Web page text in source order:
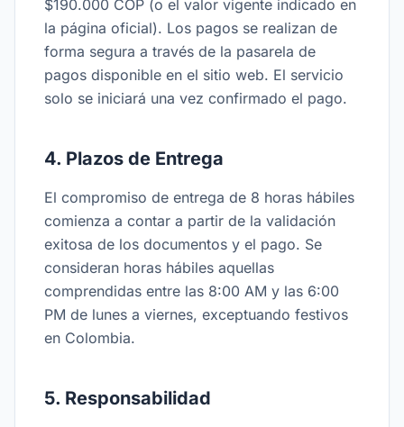
$190.000 COP (o el valor vigente indicado en
la página oficial). Los pagos se realizan de
forma segura a través de la pasarela de
pagos disponible en el sitio web. El servicio
solo se iniciará una vez confirmado el pago.
4. Plazos de Entrega
El compromiso de entrega de 8 horas hábiles
comienza a contar a partir de la validación
exitosa de los documentos y el pago. Se
consideran horas hábiles aquellas
comprendidas entre las 8:00 AM y las 6:00
PM de lunes a viernes, exceptuando festivos
en Colombia.
5. Responsabilidad